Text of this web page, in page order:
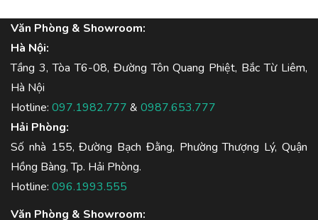
Văn Phòng & Showroom:
Hà Nội:
Tầng 3, Tòa T6-08, Đường Tôn Quang Phiệt, Bắc Từ Liêm,
Hà Nội
Hotline: 097.1982.777 & 0987.653.777
Hải Phòng:
Số nhà 155, Đường Bạch Đằng, Phường Thượng Lý, Quận
Hồng Bàng, Tp. Hải Phòng.
Hotline: 096.1993.555
Văn Phòng & Showroom: